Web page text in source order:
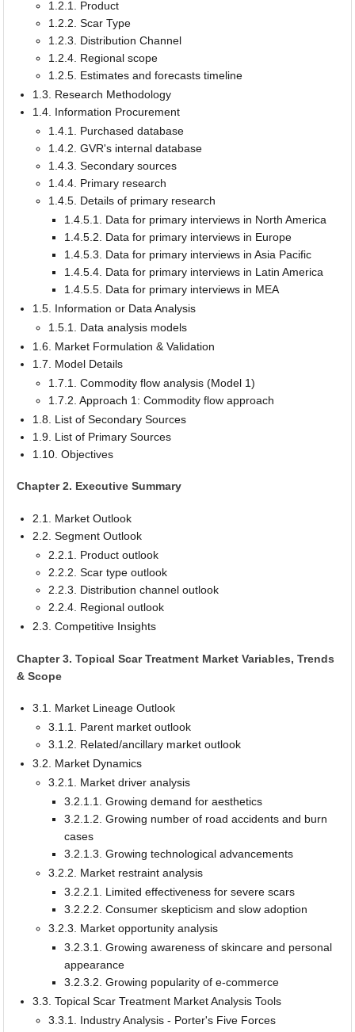
1.2.1. Product
1.2.2. Scar Type
1.2.3. Distribution Channel
1.2.4. Regional scope
1.2.5. Estimates and forecasts timeline
1.3. Research Methodology
1.4. Information Procurement
1.4.1. Purchased database
1.4.2. GVR's internal database
1.4.3. Secondary sources
1.4.4. Primary research
1.4.5. Details of primary research
1.4.5.1. Data for primary interviews in North America
1.4.5.2. Data for primary interviews in Europe
1.4.5.3. Data for primary interviews in Asia Pacific
1.4.5.4. Data for primary interviews in Latin America
1.4.5.5. Data for primary interviews in MEA
1.5. Information or Data Analysis
1.5.1. Data analysis models
1.6. Market Formulation & Validation
1.7. Model Details
1.7.1. Commodity flow analysis (Model 1)
1.7.2. Approach 1: Commodity flow approach
1.8. List of Secondary Sources
1.9. List of Primary Sources
1.10. Objectives
Chapter 2. Executive Summary
2.1. Market Outlook
2.2. Segment Outlook
2.2.1. Product outlook
2.2.2. Scar type outlook
2.2.3. Distribution channel outlook
2.2.4. Regional outlook
2.3. Competitive Insights
Chapter 3. Topical Scar Treatment Market Variables, Trends
& Scope
3.1. Market Lineage Outlook
3.1.1. Parent market outlook
3.1.2. Related/ancillary market outlook
3.2. Market Dynamics
3.2.1. Market driver analysis
3.2.1.1. Growing demand for aesthetics
3.2.1.2. Growing number of road accidents and burn
cases
3.2.1.3. Growing technological advancements
3.2.2. Market restraint analysis
3.2.2.1. Limited effectiveness for severe scars
3.2.2.2. Consumer skepticism and slow adoption
3.2.3. Market opportunity analysis
3.2.3.1. Growing awareness of skincare and personal
appearance
3.2.3.2. Growing popularity of e-commerce
3.3. Topical Scar Treatment Market Analysis Tools
3.3.1. Industry Analysis - Porter's Five Forces